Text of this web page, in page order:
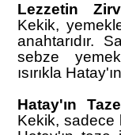
Lezzetin
Kekik,
anahtarıdır.
sebze
ısırıkla
Hatay'ın
Kekik, sadece